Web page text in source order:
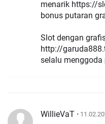
menarik https://
bonus putaran
Slot dengan
http://
selalu menggoda
WillieVaT •